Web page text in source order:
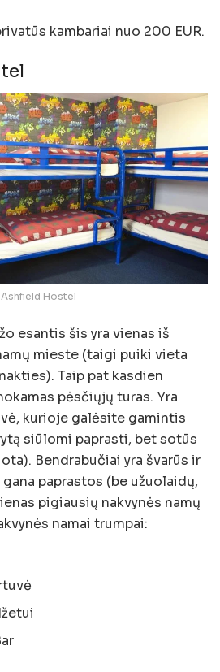
kambariai nuo 200 EUR.
Ashfield Hostel
esantis šis yra vienas iš
mieste (taigi puiki vieta
Taip pat kasdien
pėsčiųjų turas. Yra
kurioje galėsite gamintis
siūlomi paprasti, bet sotūs
Bendrabučiai yra švarūs ir
paprastos (be užuolaidų,
pigiausių nakvynės namų
namai trumpai: